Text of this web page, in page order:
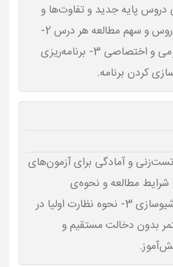
دروس پایه جدید و تفاوت‌ها و
ویژگی‌های این دروس و سهم مطالعه هر درس 2-
روش مطالعه عمومی و اختصاصی 3- برنامه‌ریزی
کردن برنامه.
و آمادگی برای آزمون‌های
و شرایط مطالعه و نحوه‌ی
جزوه‌نویسی و آرشیوسازی 3- نحوه نظارت اولیا در
بدون دخالت مستقیم و